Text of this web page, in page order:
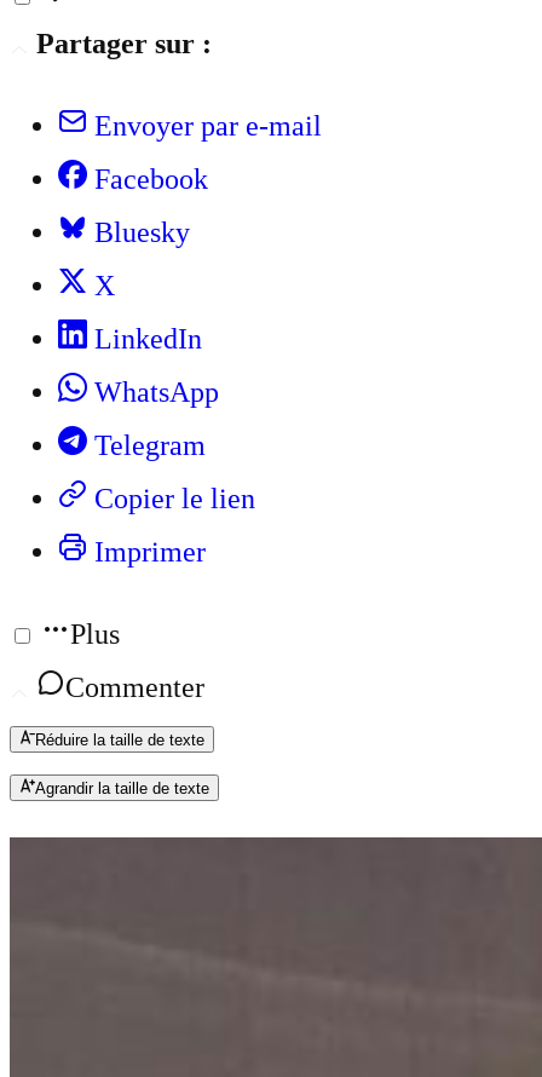
Partager sur :
Envoyer par e-mail
Facebook
Bluesky
X
LinkedIn
WhatsApp
Telegram
Copier le lien
Imprimer
Plus
Commenter
Réduire la taille de texte
Agrandir la taille de texte